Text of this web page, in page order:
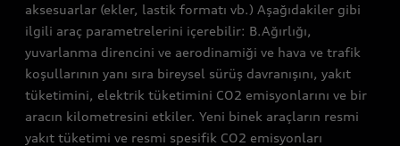
aksesuarlar (ekler, lastik formatı vb.) Aşağıdakiler gibi
ilgili araç parametrelerini içerebilir: B.Ağırlığı,
yuvarlanma direncini ve aerodinamiği ve hava ve trafik
koşullarının yanı sıra bireysel sürüş davranışını, yakıt
tüketimini, elektrik tüketimini CO2 emisyonlarını ve bir
aracın kilometresini etkiler. Yeni binek araçların resmi
yakıt tüketimi ve resmi spesifik CO2 emisyonları